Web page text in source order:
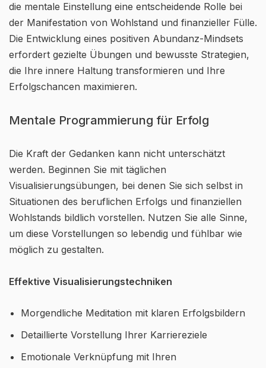
die mentale Einstellung eine entscheidende Rolle bei
der Manifestation von Wohlstand und finanzieller Fülle.
Die Entwicklung eines positiven Abundanz-Mindsets
erfordert gezielte Übungen und bewusste Strategien,
die Ihre innere Haltung transformieren und Ihre
Erfolgschancen maximieren.
Mentale Programmierung für Erfolg
Die Kraft der Gedanken kann nicht unterschätzt
werden. Beginnen Sie mit täglichen
Visualisierungsübungen, bei denen Sie sich selbst in
Situationen des beruflichen Erfolgs und finanziellen
Wohlstands bildlich vorstellen. Nutzen Sie alle Sinne,
um diese Vorstellungen so lebendig und fühlbar wie
möglich zu gestalten.
Effektive Visualisierungstechniken
Morgendliche Meditation mit klaren Erfolgsbildern
Detaillierte Vorstellung Ihrer Karriereziele
Emotionale Verknüpfung mit Ihren